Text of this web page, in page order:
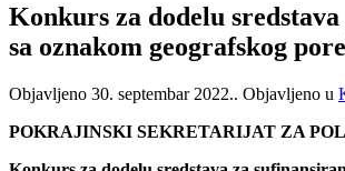
Konkurs za dodelu
sa oznakom geografskog
Objavljeno 30. septembar 2022.. Objavljeno u
POKRAJINSKI SEKRETARIJAT ZA